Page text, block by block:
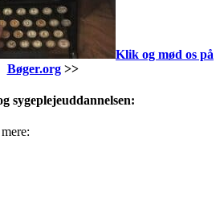
Klik og mød os på
Bøger.org>>
sygeplejeuddannelsen: